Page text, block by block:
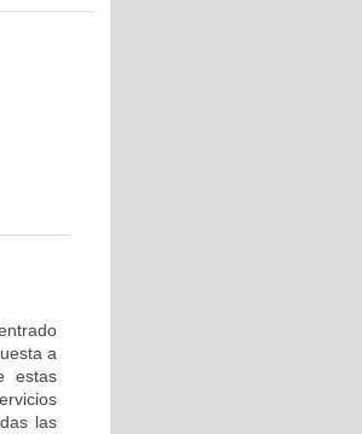
a
estas
las